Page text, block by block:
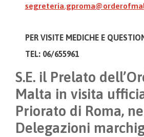
PER VISITE MEDICHE E
TEL: 06/655961
S.E. il Prelato
Malta in visita
Priorato di Roma,
Delegazioni